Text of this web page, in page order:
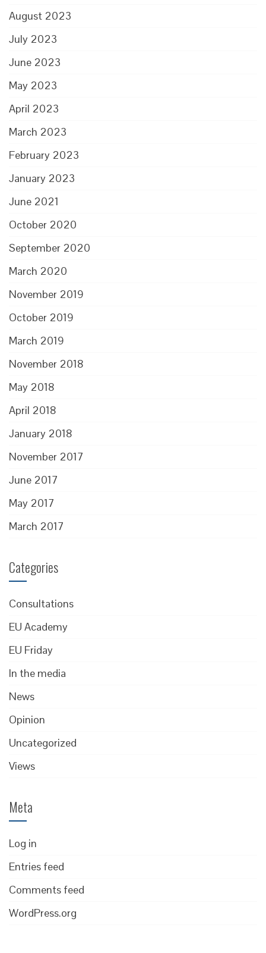
August 2023
July 2023
June 2023
May 2023
April 2023
March 2023
February 2023
January 2023
June 2021
October 2020
September 2020
March 2020
November 2019
October 2019
March 2019
November 2018
May 2018
April 2018
January 2018
November 2017
June 2017
May 2017
March 2017
Categories
Consultations
EU Academy
EU Friday
In the media
News
Opinion
Uncategorized
Views
Meta
Log in
Entries feed
Comments feed
WordPress.org